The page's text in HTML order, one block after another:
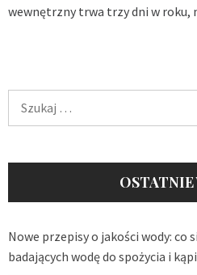
wewnętrzny trwa trzy dni w roku,
OSTATNIE
Nowe przepisy o jakości wody:
badających wodę do spożycia i